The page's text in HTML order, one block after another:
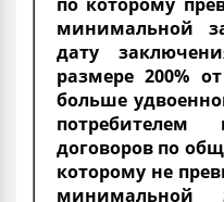
минимальной
дату
размере 200%
больше
договоров по
которому не
минимальной